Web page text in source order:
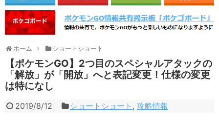
ホーム ショートショート
【ポケモンGO】2つ目のスペシャルアタックの
「解放」が「開放」へと表記変更！仕様の変更
は特になし
2019/8/12 ショートショート ,攻略情報